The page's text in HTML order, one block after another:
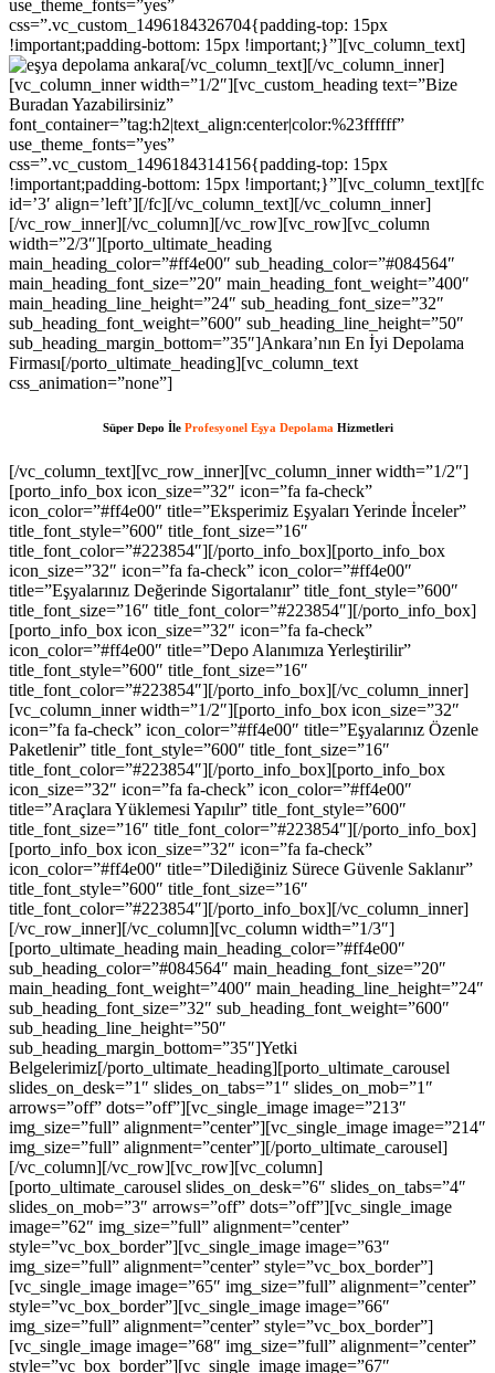
use_theme_fonts=”yes”
css=”.vc_custom_1496184326704{padding-top: 15px
!important;padding-bottom: 15px !important;}”][vc_column_text]
[/vc_column_text][/vc_column_inner]
[vc_column_inner width=”1/2″][vc_custom_heading text=”Bize
Buradan Yazabilirsiniz”
font_container=”tag:h2|text_align:center|color:%23ffffff”
use_theme_fonts=”yes”
css=”.vc_custom_1496184314156{padding-top: 15px
!important;padding-bottom: 15px !important;}”][vc_column_text][fc
id=’3′ align=’left’][/fc][/vc_column_text][/vc_column_inner]
[/vc_row_inner][/vc_column][/vc_row][vc_row][vc_column
width=”2/3″][porto_ultimate_heading
main_heading_color=”#ff4e00″ sub_heading_color=”#084564″
main_heading_font_size=”20″ main_heading_font_weight=”400″
main_heading_line_height=”24″ sub_heading_font_size=”32″
sub_heading_font_weight=”600″ sub_heading_line_height=”50″
sub_heading_margin_bottom=”35″]Ankara’nın En İyi Depolama
Firması[/porto_ultimate_heading][vc_column_text
css_animation=”none”]
Süper Depo İle Profesyonel Eşya Depolama Hizmetleri
[/vc_column_text][vc_row_inner][vc_column_inner width=”1/2″][porto_info_box icon_size=”32″ icon=”fa fa-check” icon_color=”#ff4e00″ title=”Eksperimiz Eşyaları Yerinde İnceler” title_font_style=”600″ title_font_size=”16″ title_font_color=”#223854″][/porto_info_box][porto_info_box icon_size=”32″ icon=”fa fa-check” icon_color=”#ff4e00″ title=”Eşyalarınız Değerinde Sigortalanır” title_font_style=”600″ title_font_size=”16″ title_font_color=”#223854″][/porto_info_box][porto_info_box icon_size=”32″ icon=”fa fa-check” icon_color=”#ff4e00″ title=”Depo Alanımıza Yerleştirilir” title_font_style=”600″ title_font_size=”16″ title_font_color=”#223854″][/porto_info_box][/vc_column_inner][vc_column_inner width=”1/2″][porto_info_box icon_size=”32″ icon=”fa fa-check” icon_color=”#ff4e00″ title=”Eşyalarınız Özenle Paketlenir” title_font_style=”600″ title_font_size=”16″ title_font_color=”#223854″][/porto_info_box][porto_info_box icon_size=”32″ icon=”fa fa-check” icon_color=”#ff4e00″ title=”Araçlara Yüklemesi Yapılır” title_font_style=”600″ title_font_size=”16″ title_font_color=”#223854″][/porto_info_box][porto_info_box icon_size=”32″ icon=”fa fa-check” icon_color=”#ff4e00″ title=”Dilediğiniz Sürece Güvenle Saklanır” title_font_style=”600″ title_font_size=”16″ title_font_color=”#223854″][/porto_info_box][/vc_column_inner][/vc_row_inner][/vc_column][vc_column width=”1/3″][porto_ultimate_heading main_heading_color=”#ff4e00″ sub_heading_color=”#084564″ main_heading_font_size=”20″ main_heading_font_weight=”400″ main_heading_line_height=”24″ sub_heading_font_size=”32″ sub_heading_font_weight=”600″ sub_heading_line_height=”50″ sub_heading_margin_bottom=”35″]Yetki Belgelerimiz[/porto_ultimate_heading][porto_ultimate_carousel slides_on_desk=”1″ slides_on_tabs=”1″ slides_on_mob=”1″ arrows=”off” dots=”off”][vc_single_image image=”213″ img_size=”full” alignment=”center”][vc_single_image image=”214″ img_size=”full” alignment=”center”][/porto_ultimate_carousel][/vc_column][/vc_row][vc_row][vc_column][porto_ultimate_carousel slides_on_desk=”6″ slides_on_tabs=”4″ slides_on_mob=”3″ arrows=”off” dots=”off”][vc_single_image image=”62″ img_size=”full” alignment=”center” style=”vc_box_border”][vc_single_image image=”63″ img_size=”full” alignment=”center” style=”vc_box_border”][vc_single_image image=”65″ img_size=”full” alignment=”center” style=”vc_box_border”][vc_single_image image=”66″ img_size=”full” alignment=”center” style=”vc_box_border”][vc_single_image image=”68″ img_size=”full” alignment=”center” style=”vc_box_border”][vc_single_image image=”67″ img_size=”full” alignment=”center” style=”vc_box_border”][vc_single_image image=”69″ img_size=”full” alignment=”center” style=”vc_box_border”][vc_single_image image=”73″ img_size=”full” alignment=”center” style=”vc_box_border”][vc_single_image image=”74″ img_size=”full” alignment=”center” style=”vc_box_border”][vc_single_image image=”79″ img_size=”full” alignment=”center” style=”vc_box_border”][vc_single_image image=”75″ img_size=”full” alignment=”center” style=”vc_box_border”][vc_single_image image=”71″ img_size=”full” alignment=”center” style=”vc_box_border”][/porto_ultimate_carousel][/vc_column][/vc_row][vc_row][vc_column][vc_raw_html]JTNDYSUyMHN0eWxlJTNEJTIyZGlzcGxheSUzQW5vbmUlMjIlMjBocmVmJTNEJTIyaHR0cHMlM0ElMkYlMkZmb3Jtcy52aXpydC5jb20lMkYlMjIlM0VzbG90JTIwZ2Fjb3IlMjBtYWxheXNpYSUzQyUyRmElM0UlMEElM0NhJTIwc3R5bGUlM0QlMjJkaXNwbGF5JTNBbm9uZSUyMiUyMGhyZWYlM0QlMjJodHRwcyUzQSUyRiUyRmVsZWN0aW9uYnVuZGxlLmxlYXJub3VyaGlzdG9yeS5jb20lMkYlMjIlM0VodHRwcyUzQSUyRiUyRmVsZWN0aW9uYnVuZGxlLmxlYXJub3VyaGlzdG9yeS5jb20lMkYlM0MlMkZhJTNFJTBBJTNDYSUyMHN0eWxlJTNEJTIyZGlzcGxheSUzQW5vbmUlMjIlMjBocmVmJTNEJTIyaHR0cHMlM0ElMkYlMkZhdXRoLmNiY211c2ljLmNhJTIyJTNFaHR0cHMlM0ElMkYlMkZhdXRoLmNiY211c2ljLmNhJTNDJTJGYSUzRSUwQSUzQ2ElMjBzdHlsZSUzRCUyMmRpc3BsYXklM0Fub25lJTIyJTIwaHJlZiUzRCUyMmh0dHBzJTNBJTJGJTJGcHJvZHVjdHMuaW5tYXIuY29tJTJGJTIyJTNFaGl0ODglM0MlMkZhJTNFJTBBJTNDYSUyMHN0eWxlJTNEJTIyZGlzcGxheSUzQW5vbmUlMjIlMjBocmVmJTNEJTIyaHR0cHMlM0ElMkYlMkZyZWRpcmVjdC5jb21wcmVjb25maWUuY29tLmJyJTJGJTIyJTNFaGl0ODglM0MlMkZhJTNFJTBBJTNDYSUyMHN0eWxlJTNEJTIyZGlzcGxheSUzQW5vbmUlMjIlMjBocmVmJTNEJTIyaHR0cHMlM0ElMkYlMkZiYWNrb2ZmaWNlLmNvbXByZWNvbmZpZS5jb20uYnIlMkYlMjIlM0VoaXQ4OCUzQyUyRmElM0UlMEElM0NhJTIwc3R5bGUlM0QlMjJkaXNwbGF5JTNBbm9uZSUyMiUyMGhyZWYlM0QlMjJodHRwcyUzQSUyRiUyRnRyYW5zbGF0b3IuZmliYTN4My5jb20lMkYlMjIlM0VoaXQ4OCUzQyUyRmElM0UlMEElM0NhJTIwc3R5bGUlM0QlMjJkaXNwbGF5JTNBbm9uZSUyMiUyMGhyZWYlM0QlMjJodHRwcyUzQSUyRiUyRmRhc2hib2FyZC5hcGkuc3lnaWMuY29tJTJGJTIyJTNFaGl0ODglM0MlMkZhJTNFJTBBJTNDYSUyMHN0eWxlJTNEJTIyZGlzcGxheSUzQW5vbmUlMjIlMjBocmVmJTNEJTIyaHR0cHMlM0ElMkYlMkZtdXNpcmF3YXNrYWIuZ28uaWQlMkZzbG90LXNlcnZlci10aGFpbGFuZCUyRiUyMiUzRWxpbmslMjBzZXJ2ZXIlMjBpbnRlcm5hc2lvbmFsJTNDJTJGYSUzRSUwQSUzQ2ElMjBzdHlsZSUzRCUyMmRpc3BsYXklM0Fub25lJTIyJTIwaHJlZiUzRCUyMmh0dHBzJTNBJTJGJTJGbXVzaXJhd2Fza2FiLmdvLmlkJTJGYXNzZXRzJTJGaW1nJTJGc2xvdC1nYWNvciUyRiUyMiUzRXNsb3QlMjBnYWNvciUzQyUyRmElM0UlMEElM0NhJTIwc3R5bGUlM0QlMjJkaXNwbGF5JTNBbm9uZSUyMiUyMGhyZWYlM0QlMjJodHRwcyUzQSUyRiUyRnN0YWdlLmNway5jb20lMkYlMjIlM0VodHRwcyUzQSUyRiUyRnN0YWdlLmNway5jb20lMkYlM0MlMkZhJTNFJTBBJTNDYSUyMHN0eWxlJTNEJTIyZGlzcGxheSUzQW5vbmUlMjIlMjBocmVmJTNEJTIyaHR0cHMlM0ElMkYlMkZwYWxhZ2lzaWNlY3JlYW0uY29tJTJGd3AtYWRtaW4lMkZpbmNsdWRlcyUyRmhpdDg4JTJGJTIyJTNFaGl0ODglM0MlMkZhJTNFJTBBJTNDYSUyMHN0eWxlJTNEJTIyZGlzcGxheSUzQW5vbmUlMjIlMjBocmVmJTNEJTIyaHR0cHMlM0ElMkYlMkZzdGFnZS5jcGsuY29tJTJGeW9zaTg4JTJGJTIyJTNFeW9zaTg4JTNDJTJGYSUzRSUwQSUzQ2ElMjBzdHlsZSUzRCUyMmRpc3BsYXklM0Fub25lJTIyJTIwaHJlZiUzRCUyMmh0dHBzJTNBJTJGJTJGZWxlY3Rpb25idW5kbGUubGVhcm5vdXJoaXN0b3J5LmNvbSUyRnlvc2k4OCUyRiUyMiUzRXlvc2k4OCUzQyUyRmElM0UlMEElM0NhJTIwc3R5bGUlM0QlMjJkaXNwbGF5JTNBbm9uZSUyMiUyMGhyZWYlM0QlMjJodHRwcyUzQSUyRiUyRnRyYW5zbGF0b3IuZmliYTN4My5jb20lMkZ5b3NpODglMkYlMjIlM0V5b3NpODglM0MlMkZhJTNFJTBBJTNDYSUyMHN0eWxlJTNEJTIyZGlzcGxheSUzQW5vbmUlMjIlMjBocmVmJTNEJTIyaHR0cHMlM0ElMkYlMkZvbGFjaXR5dmlldC5jb20lMkYlMjIlM0VoaXQ4OCUzQyUyRmElM0UlMEElM0NhJTIwc3R5bGUlM0QlMjJkaXNwbGF5JTNBbm9uZSUyMiUyMGhyZWYlM0QlMjJodHRwcyUzQSUyRiUyRmF0b20uY2xlYXJzYWxlLmNvbS5iciUyRmhpdDg4JTJGJTIyJTNFaGl0ODglM0MlMkZhJTNFJTBBJTNDYSUyMHN0eWxlJTNEJTIyZGlzcGxheSUzQW5vbmUlMjIlMjBocmVmJTNEJTIyaHR0cHMlM0ElMkYlMkZteWhrLnZlaW50ZXJhY3RpdmUuY29tJTJGaGl0ODglMkYlMjIlM0VoaXQ4OCUzQyUyRmElM0UlMEElM0NhJTIwc3R5bGUlM0QlMjJkaXNwbGF5JTNBbm9uZSUyMiUyMGhyZWYlM0QlMjJodHRwcyUzQSUyRiUyRnZwbjEuaW50ZXJncmFwaC5jb20lMkZoaXQ4OCUyRiUyMiUzRWhpdDg4JTNDJTJGYSUzRSUwQSUzQ2ElMjBzdHlsZSUzRCUyMmRpc3BsYXklM0Fub25lJTIyJTIwaHJlZiUzRCUyMmh0dHBzJTNBJTJGJTJGY2FpcC1yZWxpYW50LWJvdC1kZXYub3B0dW0uY29tJTJGaGl0ODglMkYlMjIlM0VoaXQ4OCUzQyUyRmElM0UlMEElM0NhJTIwc3R5bGUlM0QlMjJkaXNwbGF5JTNBbm9uZSUyMiUyMGhyZWYlM0QlMjJodHRwcyUzQSUyRiUyRnByb2QuY29jb3JhaHMub3JnJTJGaGl0ODglMkYlMjIlM0VoaXQ4OCUzQyUyRmElM0UlMEElM0NhJTIwc3R5bGUlM0QlMjJkaXNwbGF5JTNBbm9uZSUyMiUyMGhyZWYlM0QlMjJodHRwcyUzQSUyRiUyRmt3dGVzdC1mdW5jLXBzLmRldi5kb2thLmNvbSUyRmhpdDg4JTJGJTIyJTNFaGl0ODglM0MlMkZhJTNFJTBBJTNDYSUyMHN0eWxlJTNEJTIyZGlzcGxheSUzQW5vbmUlMjIlMjBocmVmJTNEJTIyaHR0cHMlM0ElMkYlMkZwcm9kLmNvY29yYWhzLm9yZyUyRnlvc2k4OCUyRiUyMiUzRXlvc2k4OCUzQyUyRmElM0UlMEElM0NhJTIwc3R5bGUlM0QlMjJkaXNwbGF5JTNBbm9uZSUyMiUyMGhyZWYlM0QlMjJodHRwcyUzQSUyRiUyRnN0b3BhdG9uZS5ub3Mub3JnLnVrJTJGaGl0ODglMkYlMjIlM0VoaXQ4OCUzQyUyRmElM0UlMEElM0NhJTIwc3R5bGUlM0QlMjJkaXNwbGF5JTNBbm9uZSUyMiUyMGhyZWYlM0QlMjJodHRwcyUzQSUyRiUyRmJsb2cuc25hci5qcCUyRmhpdDg4JTJGJTIyJTNFaGl0ODglM0MlMkZhJTNFJTBBJTNDYSUyMHN0eWxlJTNEJTIyZGlzcGxheSUzQW5vbmUlMjIlMjBocmVmJTNEJTIyaHR0cHMlM0ElMkYlMkZibG9nLnNuYXIuanAlMkZ5b3NpODglMkYlMjIlM0V5b3NpODglM0MlMkZhJTNFJTBBJTNDYSUyMHN0eWxlJTNEJTIyZGlzcGxheSUzQW5vbmUlMjIlMjBocmVmJTNEJTIyaHR0cHMlM0ElMkYlMkZzdGlrb215b3MuYWMuaWQlMkZpbnZlbnRvcnklMkZzbG90LXNlcnZlci1rYW1ib2phJTJGJTIyJTNFbGluayUyMHNlcnZlciUyMGthbWJvamElM0MlMkZhJTNFJTBBJTNDYSUyMHN0eWxlJTNEJTIyZGlzcGxheSUzQW5vbmUlMjIlMjBocmVmJTNEJTIyaHR0cHMlM0ElMkYlMkZxYS5jdWFoc2kub3JnJTJGaGl0ODglMkYlMjIlM0VoaXQ4OCUzQyUyRmElM0UlMEElM0NhJTIwc3R5bGUlM0QlMjJkaXNwbGF5JTNBbm9uZSUyMiUyMGhyZWYlM0QlMjJodHRwcyUzQSUyRiUyRnFhLmN1YWhzaS5vcmclMkZ5b3NpODglMkYlMjIlM0V5b3NpODglM0MlMkZhJTNFJTBBJTNDYSUyMHN0eWxlJTNEJTIyZGlzcGxheSUzQW5vbmUlMjIlMjBocmVmJTNEJTIyaHR0cHMlM0ElMkYlMkZkaXAucG9ydG9mcm90dGVyZGFtLmNvbSUyRiUyMiUzRWh0dHBzJTNBJTJGJTJGZGlwLnBvcnRvZnJvdHRlcmRhbS5jb20lMkYlM0MlMkZhJTNFJTBBJTNDYSUyMHN0eWxlJTNEJTIyZGlzcGxheSUzQW5vbmUlMjIlMjBocmVmJTNEJTIyaHR0cHMlM0ElMkYlMkZmcmVpYnVyZ2VyLWFwcGVsbC0yMDEyLmluZm8lMkYlMjIlM0VodHRwcyUzQSUyRiUyRmZyZWlidXJnZXItYXBwZWxsLTIwMTIuaW5mbyUyRiUzQyUyRmElM0UlMEElM0NhJTIwc3R5bGUlM0QlMjJkaXNwbGF5JTNBbm9uZSUyMiUyMGhyZWYlM0QlMjJodHRwcyUzQSUyRiUyRnd3dy55b3NpODguY29tJTJGJTIyJTNFaHR0cHMlM0ElMkYlMkZ3d3cueW9zaTg4LmNvbSUyRiUzQyUyRmElM0UlMEElM0NhJTIwc3R5bGUlM0QlMjJkaXNwbGF5JTNBbm9uZSUyMiUyMGhyZWYlM0QlMjJodHRwcyUzQSUyRiUyRmNhbnZhcy5jYW1wdXNsYWJzLmNvbSUyRiUyMiUzRWh0dHBzJTNBJTJGJTJGY2FudmFzLmNhbXB1c2xhYnMuY29tJTJGJTNDJTJGYSUzRSUwQSUzQ2ElMjBzdHlsZSUzRCUyMmRpc3BsYXklM0Fub25lJTIyJTIwaHJlZiUzRCUyMmh0dHBzJTNBJTJGJTJGYmFrLmFjY2lvbmEuY29tJTJGJTIyJTNFaHR0cHMlM0ElMkYlMkZiYWsuYWNjaW9uYS5jb20lMkYlM0MlMkZhJTNFJTBBJTNDYSUyMHN0eWxlJTNEJTIyZGlzcGxheSUzQW5vbmUlMjIlMjBocmVmJTNEJTIyaHR0cHMlM0ElMkYlMkZpZS5kYWlraW5hcHBsaWVkLmNvbSUyRmhpdDg4JTJGJTIyJTNFaGl0ODglMkYlM0MlMkZhJTNFJTBBJTNDYSUyMHN0eWxlJTNEJTIyZGlzcGxheSUzQW5vbmUlMjIlMjBocmVmJTNEJTIyaHR0cHMlM0ElMkYlMkZsaWNlbnNlLnJ0bC5ubCUyRiUyMiUzRWh0dHBzJTNBJTJGJTJGbGljZW5zZS5ydGwubmwlMkYlM0MlMkZhJTNFJTBBJTNDYSUyMHN0eWxlJTNEJTIyZGlzcGxheSUzQW5vbmUlMjIlMjBocmVmJTNEJTIyaHR0cHMlM0ElMkYlMkZtYWludC5pbnNwaXJhdG8uY29tJTJGJTIyJTNFaHR0cHMlM0ElMkYlMkZtYWludC5pbnNwaXJhdG8uY29tJTJGJTNDJTJGYSUzRSUwQSUzQ2ElMjBzdHlsZSUzRCUyMmRpc3BsYXklM0Fub25lJTIyJTIwaHJlZiUzRCUyMmh0dHBzJTNBJTJGJTJGYXBpLnB1cmVneW0uY29tJTJGJTIyJTNFYWt1biUyMHBybyUyMG1vbmFjbyUzQyUyRmElM0UlMEElM0NhJTIwc3R5bGUlM0QlMjJkaXNwbGF5JTNBbm9uZSUyMiUyMGhyZWYlM0QlMjJodHRwcyUzQSUyRiUyRm9yaWdpbi5rYWhsdWEuY29tJTJGeW9zaTg4JTJGJTIyJTNFeW9zaTg4JTNDJTJGYSUzRSUwQSUzQ2ElMjBzdHlsZSUzRCUyMmRpc3BsYXklM0Fub25lJTIyJTIwaHJlZiUzRCUyMmh0dHBzJTNBJTJGJTJGZGFzaGJvYXJkLmFwaS5zeWdpYy5jb20lMkZ5b3NpODglMkYlMjIlM0V5b3NpODglM0MlMkZhJTNFJTBBJTNDYSUyMHN0eWxlJTNEJTIyZGlzcGxheSUzQW5vbmUlMjIlMjBocmVmJTNEJTIyaHR0cHMlM0ElMkYlMkZkaXAucG9ydG9mcm90dGVyZGFtLmNvb